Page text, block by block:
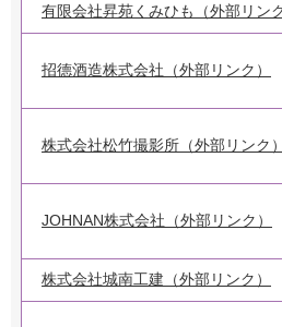
有限会社昇苑くみひも（外部リンク
招德酒造株式会社（外部リンク）
株式会社松竹撮影所（外部リンク）
JOHNAN株式会社（外部リンク）
株式会社城南工建（外部リンク）